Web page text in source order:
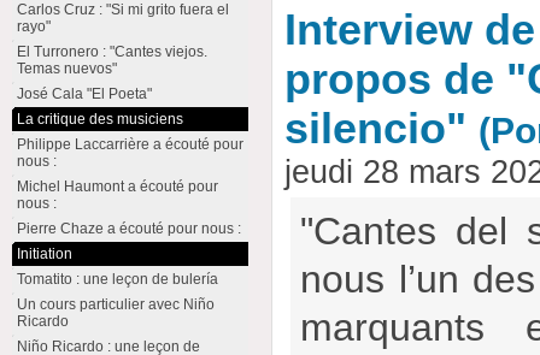
Interview
propos de
silencio"
jeudi 28 mars
"Cantes del
nous l’un
Carlos Cruz : "Si mi grito fuera el
rayo"
El Turronero : "Cantes viejos.
Temas nuevos"
José Cala "El Poeta"
La critique des musiciens
Philippe Laccarrière a écouté pour
nous :
Michel Haumont a écouté pour
nous :
Pierre Chaze a écouté pour nous :
Initiation
Tomatito : une leçon de bulería
Un cours particulier avec Niño
Ricardo
Niño Ricardo : une leçon de